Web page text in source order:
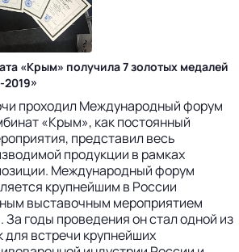
«Крым» получила 7 золотых медалей
проходил Международный форум
«Крым», как постоянный
представил весь
продукции в рамках
Международный форум
крупнейшим в России
выставочным мероприятием
За годы проведения он стал одной из
встречи крупнейших